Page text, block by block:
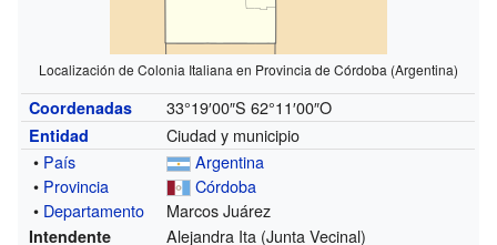
Localización de Colonia Italiana en Provincia de Córdoba (Argentina)
Coordenadas 33°19′00″S 62°11′00″O
Entidad
Ciudad y municipio
• País
Argentina
• Provincia
Córdoba
• Departamento Marcos Juárez
Intendente Alejandra Ita (Junta Vecinal)